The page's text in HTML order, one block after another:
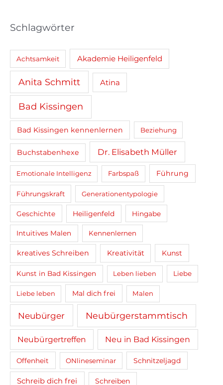
Schlagwörter
Achtsamkeit Akademie Heiligenfeld
Anita Schmitt Atina
Bad Kissingen
Bad Kissingen kennenlernen Beziehung
Buchstabenhexe Dr. Elisabeth Müller
Emotionale Intelligenz Farbspaß Führung
Führungskraft Generationentypologie
Geschichte Heiligenfeld Hingabe
Intuitives Malen Kennenlernen
kreatives Schreiben Kreativität Kunst
Kunst in Bad Kissingen Leben lieben Liebe
Liebe leben Mal dich frei Malen
Neubürger Neubürgerstammtisch
Neubürgertreffen Neu in Bad Kissingen
Offenheit ONlineseminar Schnitzeljagd
Schreib dich frei Schreiben